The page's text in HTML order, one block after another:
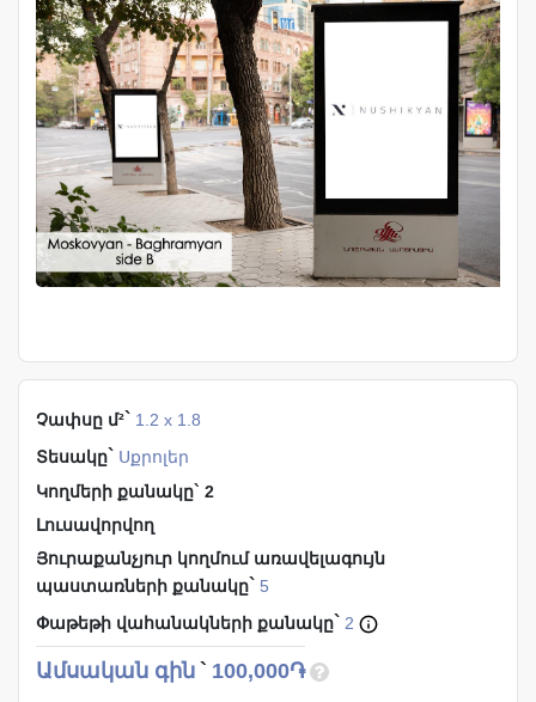
Չափսը մ²` 1.2 x 1.8
Տեսակը` Սքրոլեր
Կողմերի քանակը` 2
Լուսավորվող
Յուրաքանչյուր կողմում առավելագույն
պաստառների քանակը` 5
Փաթեթի վահանակների քանակը` 2
Ամսական գին ` 100,000֏